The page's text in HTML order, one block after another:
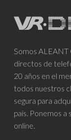
Somos ALEANT
directos de
20 años en el
todos nuestros
segura para
país. Ponemos
online.